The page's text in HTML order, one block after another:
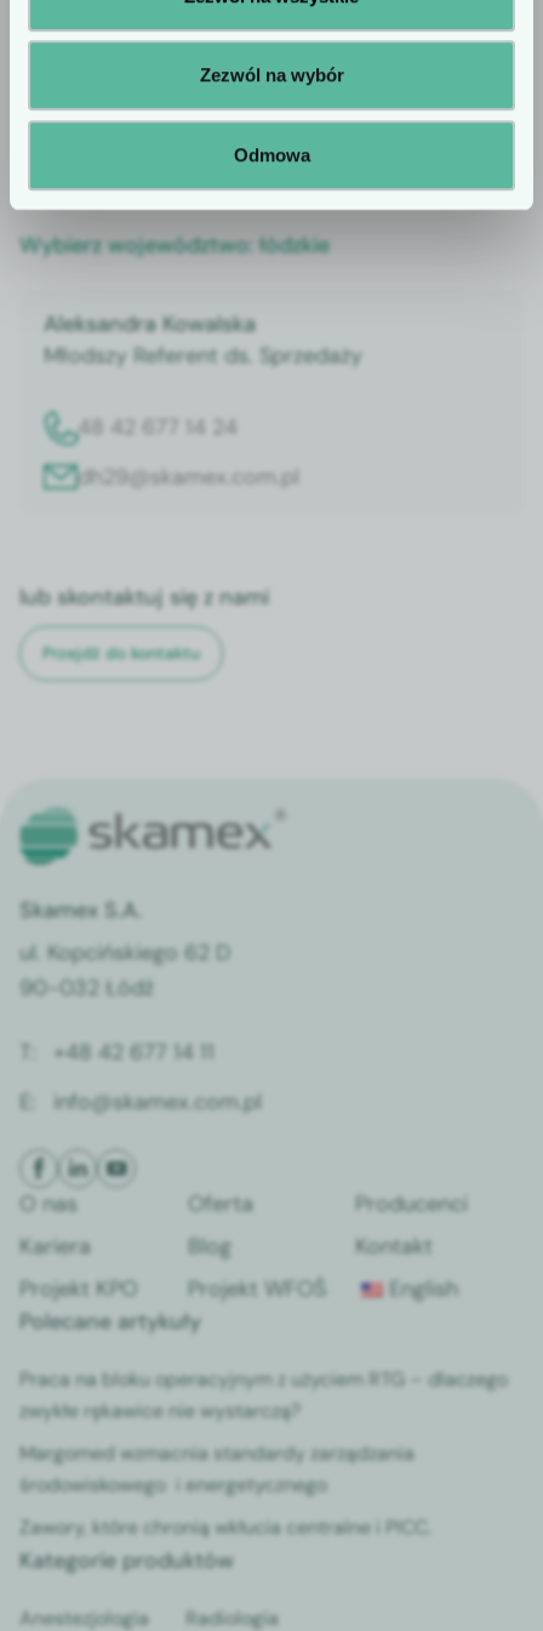
Zezwól na wybór
Odmowa
Wybierz województwo:łódzkie
Aleksandra Kowalska
Młodszy Referent ds. Sprzedaży
48 42 677 14 24
dh29@skamex.com.pl
lub skontaktuj się z nami
Przejdź do kontaktu
Skamex S.A.
ul. Kopcińskiego 62 D
90-032 Łódź
T:
+48 42 677 14 11
E:
info@skamex.com.pl
O nas Oferta
Producenci
Kariera
Blog
Kontakt
Projekt KPO
Projekt WFOŚ
English
Polecane artykuły
Praca na bloku operacyjnym z użyciem RTG – dlaczego
zwykłe rękawice nie wystarczą?
Margomed wzmacnia standardy zarządzania
środowiskowego i energetycznego
Zawory, które chronią wkłucia centralne i PICC.
Kategorie produktów
Anestezjologia Radiologia
potwierdzenie statusu profesjonalisty.